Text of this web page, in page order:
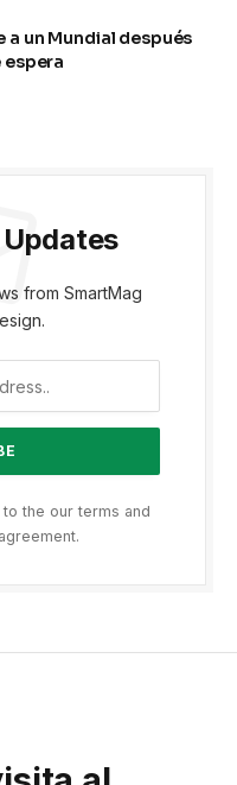
a un Mundial después
espera
from SmartMag
the our terms and